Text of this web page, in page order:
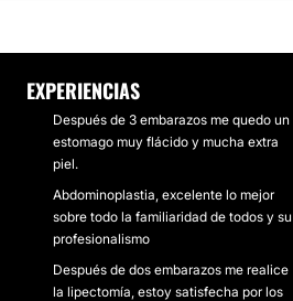
EXPERIENCIAS
Después de 3 embarazos me quedo un
estomago muy flácido y mucha extra
piel.
Abdominoplastia, excelente lo mejor
sobre todo la familiaridad de todos y su
profesionalismo
Después de dos embarazos me realice
la lipectomía, estoy satisfecha por los